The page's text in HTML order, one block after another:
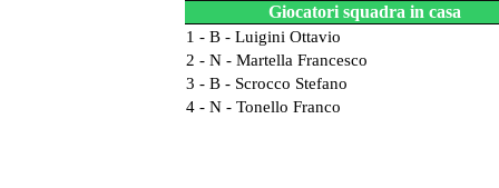
Giocatori squadra in casa
1 - B - Luigini Ottavio
2 - N - Martella Francesco
3 - B - Scrocco Stefano
4 - N - Tonello Franco